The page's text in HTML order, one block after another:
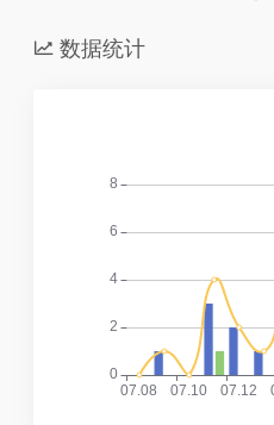
数据统计